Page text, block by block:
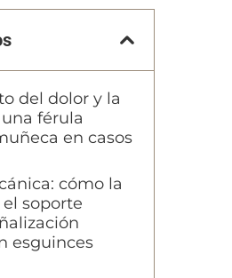
del dolor y la
férula
en casos
cómo la
soporte
esguinces